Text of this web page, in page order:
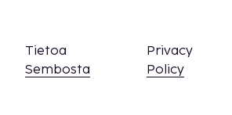
Tietoa
Sembosta
Privacy
Policy